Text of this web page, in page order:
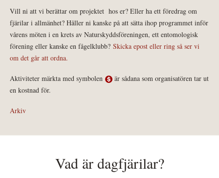
Vill ni att vi berättar om projektet hos er? Eller ha ett föredrag om
fjärilar i allmänhet? Håller ni kanske på att sätta ihop programmet inför
vårens möten i en krets av Naturskyddsföreningen, ett entomologisk
förening eller kanske en fågelklubb? Skicka epost eller ring så ser vi
om det går att ordna.
Aktiviteter märkta med symbolen
är sådana som organisatören tar ut
en kostnad för.
Arkiv
Vad är dagfjärilar?